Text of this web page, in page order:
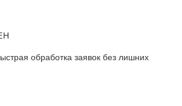
обработка заявок без лишних